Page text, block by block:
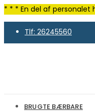
* * * En del af
Tlf: 26245560
BRUGTE BÆRBARE